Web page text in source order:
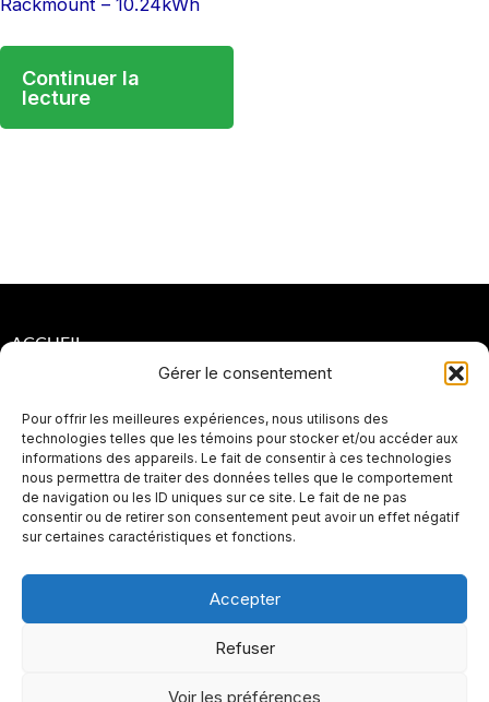
Gérer le consentement
Pour offrir les meilleures expériences, nous utilisons des
technologies telles que les témoins pour stocker et/ou accéder aux
informations des appareils. Le fait de consentir à ces technologies
nous permettra de traiter des données telles que le comportement
de navigation ou les ID uniques sur ce site. Le fait de ne pas
consentir ou de retirer son consentement peut avoir un effet négatif
sur certaines caractéristiques et fonctions.
Accepter
Refuser
Voir les préférences
Continuer la
lecture
ACCUEIL
POLITIQUES DE CONFIDENTIALITÉ
POLITIQUES DE RETOUR ET DE REMBOURSEMENT
PLAN DE SITE
SEO